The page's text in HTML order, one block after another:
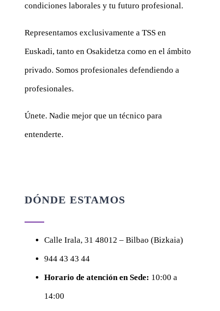
condiciones laborales y tu futuro profesional.
Representamos exclusivamente a TSS en
Euskadi, tanto en Osakidetza como en el ámbito
privado. Somos profesionales defendiendo a
profesionales.
Únete. Nadie mejor que un técnico para
entenderte.
DÓNDE ESTAMOS
Calle Irala, 31 48012 – Bilbao (Bizkaia)
944 43 43 44
Horario de atención en Sede: 10:00 a
14:00